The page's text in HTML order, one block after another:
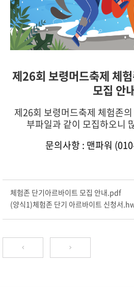
제26회 보령머드축제 체
모집 안
제26회 보령머드축제 체험존
부파일과 같이 모집하오니
문의사항 : 맨파워
체험존 단기아르바이트 모집 안내.pdf
(양식1)체험존 단기 아르바이트 신청서